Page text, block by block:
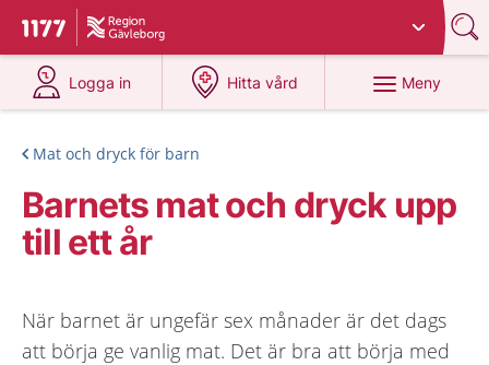
Till startsidan för 1177
Du har valt region
Logga in
på 1177.se
Hitta vård
på 1177.se
Meny
Mat och dryck för barn
Barnets mat och dryck upp
till ett år
När barnet är ungefär sex månader är det dags
att börja ge vanlig mat. Det är bra att börja med